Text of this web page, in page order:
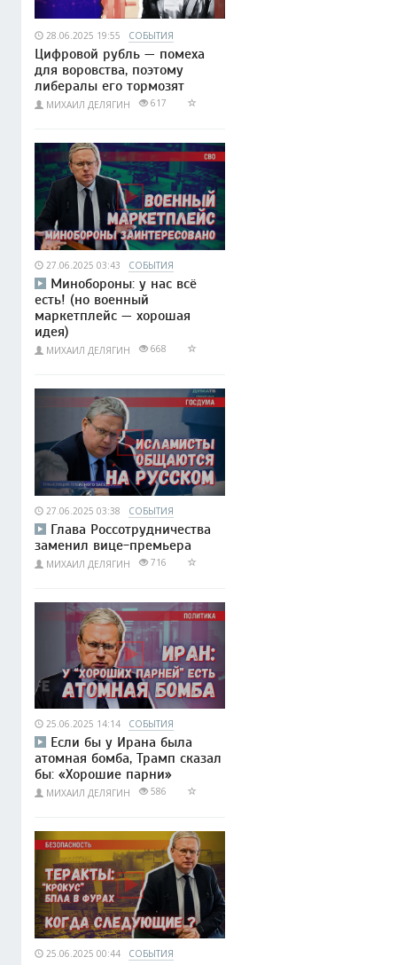
28.06.2025 19:55 СОБЫТИЯ
Цифровой рубль — помеха
для воровства, поэтому
либералы его тормозят
МИХАИЛ ДЕЛЯГИН 617
27.06.2025 03:43 СОБЫТИЯ
Минобороны: у нас всё
есть! (но военный
маркетплейс — хорошая
идея)
МИХАИЛ ДЕЛЯГИН 668
27.06.2025 03:38 СОБЫТИЯ
Глава Россотрудничества
заменил вице-премьера
МИХАИЛ ДЕЛЯГИН 716
25.06.2025 14:14 СОБЫТИЯ
Если бы у Ирана была
атомная бомба, Трамп сказал
бы: «Хорошие парни»
МИХАИЛ ДЕЛЯГИН 586
25.06.2025 00:44 СОБЫТИЯ